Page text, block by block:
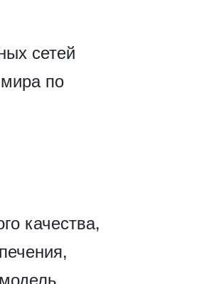
сетей
по
качества,